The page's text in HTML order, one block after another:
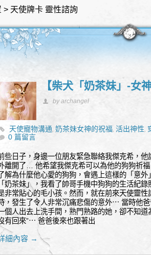
> 天使牌卡 靈性諮詢
【柴犬「奶茶妹」-女
by archangel
天使寵物溝通,奶茶妹女神的祝福,活出神性,
0 篇留言
些日子，身邊一位朋友緊急聯絡我傑克希，
離開了… 他希望我傑克希可以為他的狗狗祈
了解為什麼他心愛的狗狗，會遇上這樣的「意
「奶茶妹」，我看了帥哥手機中狗狗的生活紀
非常貼心的毛小孩。然而，就在前來天使靈
，發生了令人非常沉痛悲傷的意外⋯ 當時他
個人出去上洗手間，熟門熟路的她，卻不知
有回來”⋯ 爸爸後來也跟著出
細內容 →